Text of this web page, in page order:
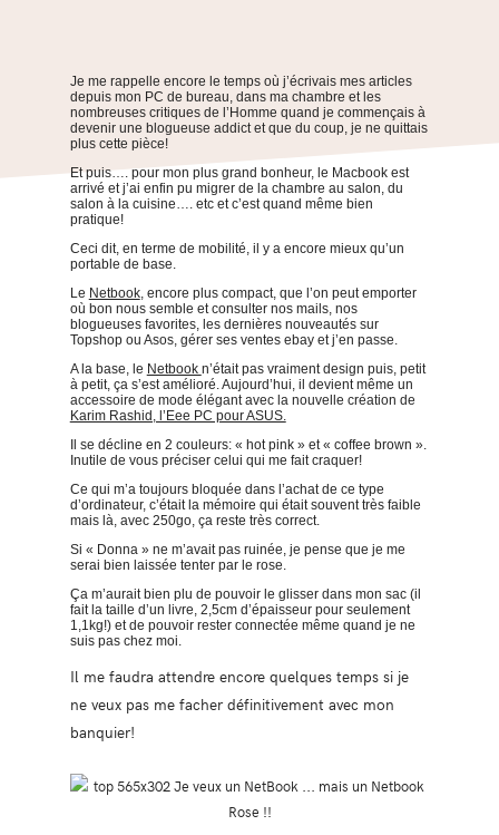
Je me rappelle encore le temps où j’écrivais mes articles
depuis mon PC de bureau, dans ma chambre et les
nombreuses critiques de l’Homme quand je commençais à
devenir une blogueuse addict et que du coup, je ne quittais
plus cette pièce!
Et puis…. pour mon plus grand bonheur, le Macbook est
arrivé et j’ai enfin pu migrer de la chambre au salon, du
salon à la cuisine…. etc et c’est quand même bien
pratique!
Ceci dit, en terme de mobilité, il y a encore mieux qu’un
portable de base.
Le Netbook, encore plus compact, que l’on peut emporter
où bon nous semble et consulter nos mails, nos
blogueuses favorites, les dernières nouveautés sur
Topshop ou Asos, gérer ses ventes ebay et j’en passe.
A la base, le Netbook n’était pas vraiment design puis, petit
à petit, ça s’est amélioré. Aujourd’hui, il devient même un
accessoire de mode élégant avec la nouvelle création de
Karim Rashid, l’Eee PC pour ASUS.
Il se décline en 2 couleurs: « hot pink » et « coffee brown ».
Inutile de vous préciser celui qui me fait craquer!
Ce qui m’a toujours bloquée dans l’achat de ce type
d’ordinateur, c’était la mémoire qui était souvent très faible
mais là, avec 250go, ça reste très correct.
Si « Donna » ne m’avait pas ruinée, je pense que je me
serai bien laissée tenter par le rose.
Ça m’aurait bien plu de pouvoir le glisser dans mon sac (il
fait la taille d’un livre, 2,5cm d’épaisseur pour seulement
1,1kg!) et de pouvoir rester connectée même quand je ne
suis pas chez moi.
Il me faudra attendre encore quelques temps si je
ne veux pas me facher définitivement avec mon
banquier!